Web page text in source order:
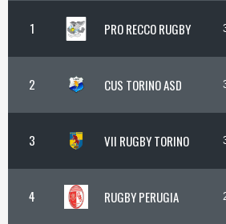
1 PRO RECCO RUGBY
2 CUS TORINO ASD
3 VII RUGBY TORINO
4 RUGBY PERUGIA